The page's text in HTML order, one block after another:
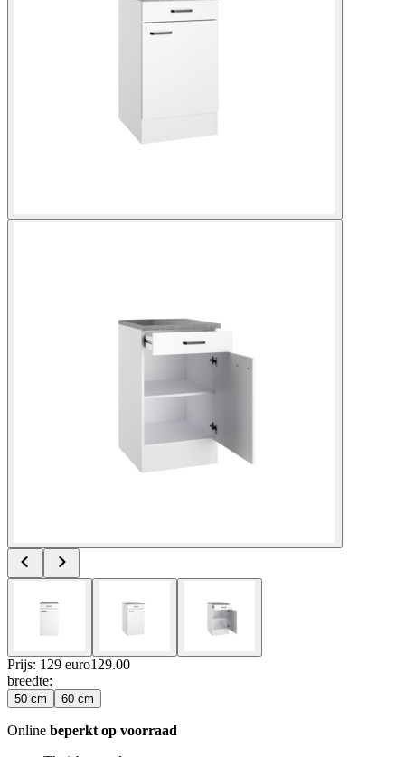
Prijs: 129 euro129.00
breedte:
50 cm 60 cm
Online beperkt op voorraad